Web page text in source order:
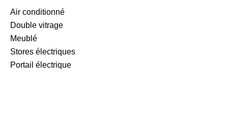
Air conditionné
Double vitrage
Meublé
Stores électriques
Portail électrique